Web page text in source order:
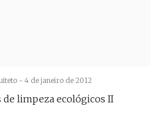
- 4 de janeiro de 2012
de limpeza ecológicos II